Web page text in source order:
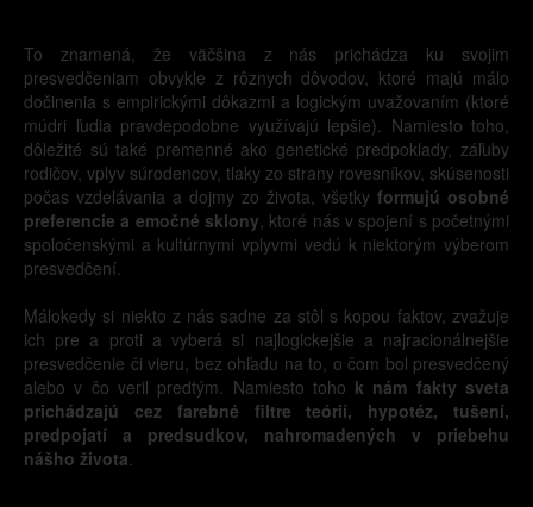
To znamená, že väčšina z nás prichádza ku svojim
presvedčeniam obvykle z rôznych dôvodov, ktoré majú málo
dočinenia s empirickými dôkazmi a logickým uvažovaním (ktoré
múdri ľudia pravdepodobne využívajú lepšie). Namiesto toho,
dôležité sú také premenné ako genetické predpoklady, záľuby
rodičov, vplyv súrodencov, tlaky zo strany rovesníkov, skúsenosti
počas vzdelávania a dojmy zo života, všetky formujú osobné
preferencie a emočné sklony, ktoré nás v spojení s početnými
spoločenskými a kultúrnymi vplyvmi vedú k niektorým výberom
presvedčení.
Málokedy si niekto z nás sadne za stôl s kopou faktov, zvažuje
ich pre a proti a vyberá si najlogickejšie a najracionálnejšie
presvedčenie či vieru, bez ohľadu na to, o čom bol presvedčený
alebo v čo veril predtým. Namiesto toho k nám fakty sveta
prichádzajú cez farebné filtre teórií, hypotéz, tušení,
predpojatí a predsudkov, nahromadených v priebehu
nášho života.